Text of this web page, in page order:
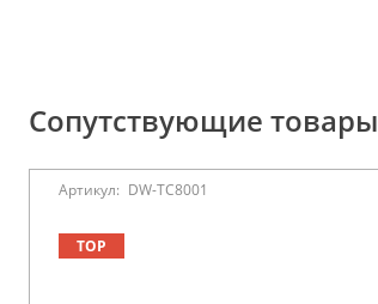
Сопутствующие товары
Артикул: DW-TC8001
TOP